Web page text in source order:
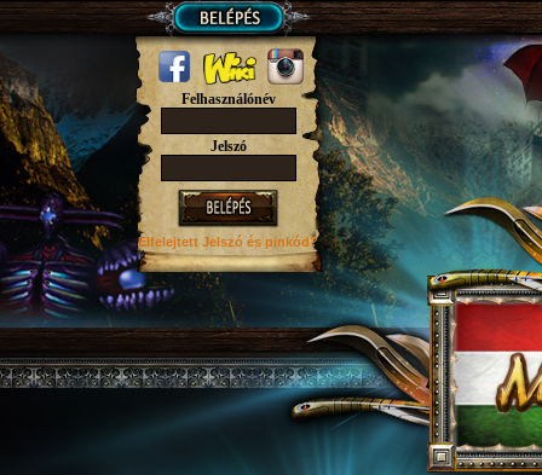
Felhasználónév
Jelszó
Elfelejtett Jelszó és pinkód?